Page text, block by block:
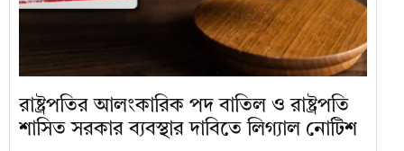
রাষ্ট্রপতির আলংকারিক পদ বাতিল ও রাষ্ট্রপতি
শাসিত সরকার ব্যবস্থার দাবিতে লিগ্যাল নোটিশ